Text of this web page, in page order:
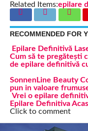
Related Items:epilare
RECOMMENDED FOR
Epilare Definitivă
Cum să te pregătești
de epilare definitivă
SonnenLine Beauty
pun in valoare
Vrei o epilare
Epilare Definitiva
Click to comment